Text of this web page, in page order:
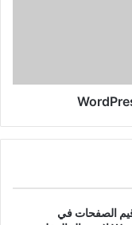
الصفحات في